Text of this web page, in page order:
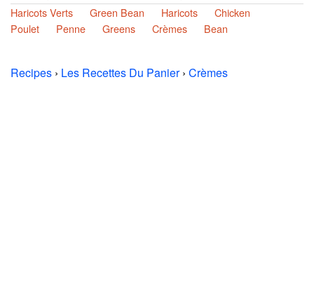
Haricots Verts
Green Bean Haricots
Chicken
Poulet
Penne Greens Crèmes Bean
Recipes › Les Recettes Du Panier› Crèmes